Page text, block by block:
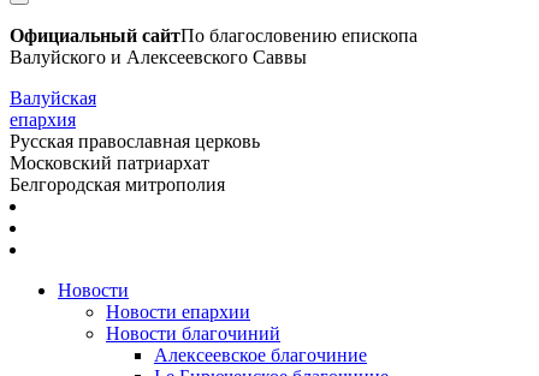
Официальный сайтПо благословению епископа
Валуйского и Алексеевского Саввы
Валуйская
епархия
Русская православная церковь
Московский патриархат
Белгородская митрополия
Новости
Новости епархии
Новости благочиний
Алексеевское благочиние